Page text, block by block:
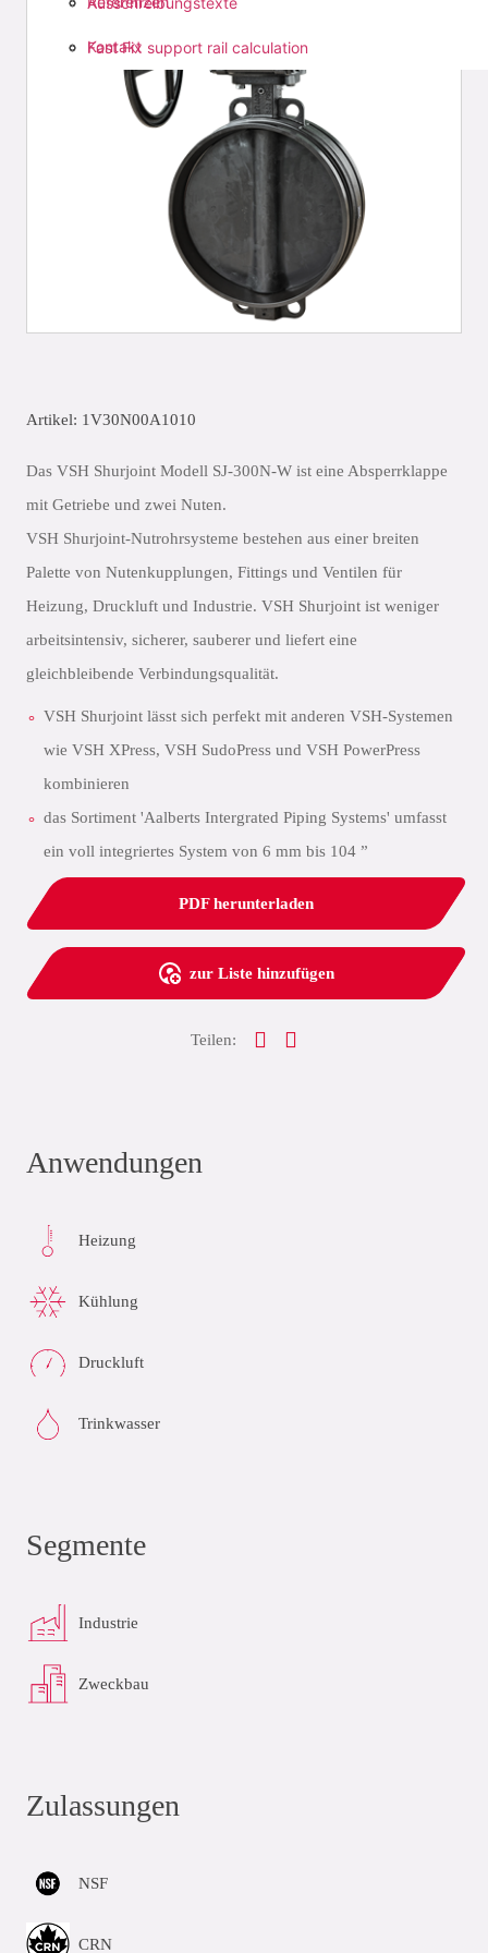
Fast Fix support rail calculation
Kontakt
Artikel: 1V30N00A1010
Das VSH Shurjoint Modell SJ-300N-W ist eine Absperrklappe
mit Getriebe und zwei Nuten.
VSH Shurjoint-Nutrohrsysteme bestehen aus einer breiten
Palette von Nutenkupplungen, Fittings und Ventilen für
Heizung, Druckluft und Industrie. VSH Shurjoint ist weniger
arbeitsintensiv, sicherer, sauberer und liefert eine
gleichbleibende Verbindungsqualität.
VSH Shurjoint lässt sich perfekt mit anderen VSH-Systemen
wie VSH XPress, VSH SudoPress und VSH PowerPress
kombinieren
das Sortiment 'Aalberts Intergrated Piping Systems' umfasst
ein voll integriertes System von 6 mm bis 104 ”
PDF herunterladen
zur Liste hinzufügen
Teilen:
Anwendungen
Heizung
Kühlung
Druckluft
Trinkwasser
Segmente
Industrie
Zweckbau
Zulassungen
NSF
CRN